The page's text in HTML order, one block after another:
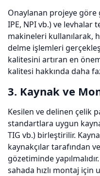
Onaylanan projeye göre
IPE, NPI vb.) ve levhalar
makineleri kullanılarak,
delme işlemleri
kalitesini artıran en
kalitesi hakkında daha
3. Kaynak ve
Kesilen ve delinen çelik
standartlara uygun
TIG vb.) birleştirilir.
kaynakçılar tarafından
gözetiminde
sahada hızlı montaj için